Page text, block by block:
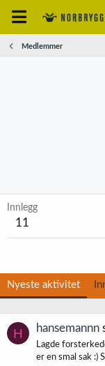
Medlemmer
Innlegg
11
Nyeste aktivitet
H hansemannn
Lagde
er en smal sak :)